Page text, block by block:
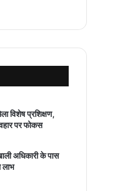
विशेष प्रशिक्षण,
पर फोकस
अधिकारी के पास
लाभ